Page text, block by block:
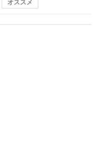
オススメ